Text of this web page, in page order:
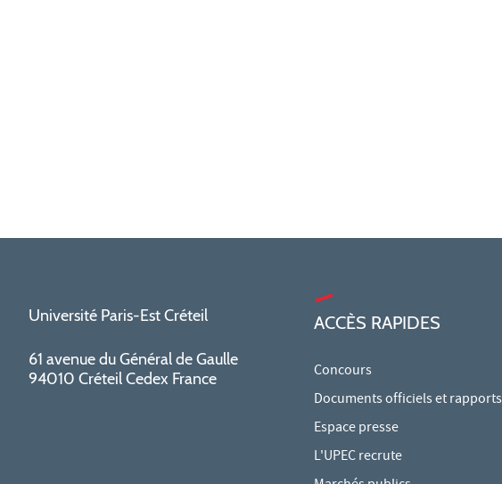
Université Paris-Est Créteil
61 avenue du Général de Gaulle
94010 Créteil Cedex France
ACCÈS RAPIDES
Concours
Documents officiels et rapports
Espace presse
L'UPEC recrute